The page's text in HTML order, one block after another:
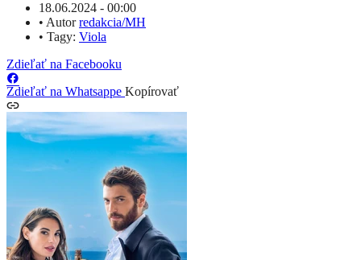
18.06.2024 - 00:00
• Autorredakcia/MH
• Tagy: Viola
Zdieľať na Facebooku
Zdieľať na Whatsappe Kopírovať